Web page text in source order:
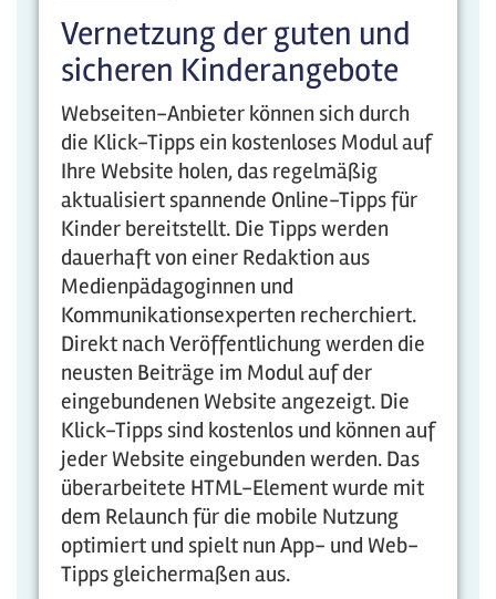
Vernetzung der guten und
sicheren Kinderangebote
Webseiten-Anbieter können sich durch
die Klick-Tipps ein kostenloses Modul auf
Ihre Website holen, das regelmäßig
aktualisiert spannende Online-Tipps für
Kinder bereitstellt. Die Tipps werden
dauerhaft von einer Redaktion aus
Medienpädagoginnen und
Kommunikationsexperten recherchiert.
Direkt nach Veröffentlichung werden die
neusten Beiträge im Modul auf der
eingebundenen Website angezeigt. Die
Klick-Tipps sind kostenlos und können auf
jeder Website eingebunden werden. Das
überarbeitete HTML-Element wurde mit
dem Relaunch für die mobile Nutzung
optimiert und spielt nun App- und Web-
Tipps gleichermaßen aus.